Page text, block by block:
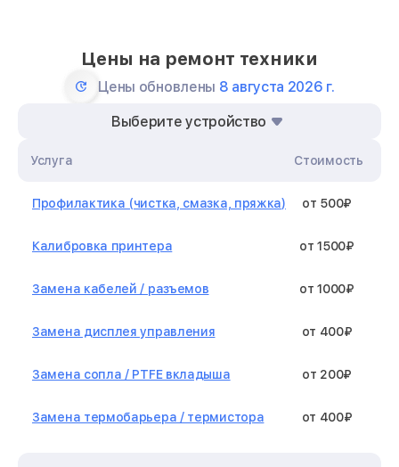
Цены на ремонт техники
Цены обновлены 8 августа 2026 г.
Выберите устройство
Услуга Стоимость
Профилактика (чистка, смазка, пряжка) от 500₽
Калибровка принтера от 1500₽
Замена кабелей / разъемов от 1000₽
Замена дисплея управления от 400₽
Замена сопла / PTFE вкладыша от 200₽
Замена термобарьера / термистора от 400₽